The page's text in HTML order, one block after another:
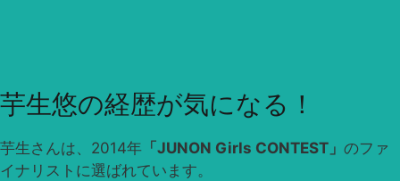
芋生悠の経歴が気になる！
芋生さんは、2014年 「JUNON Girls CONTEST」 のファ
イナリストに選ばれています。